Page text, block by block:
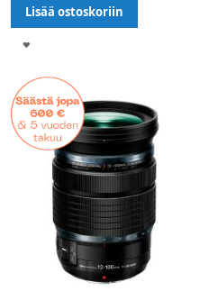
Lisää ostoskoriin
TOIVELISTALLE